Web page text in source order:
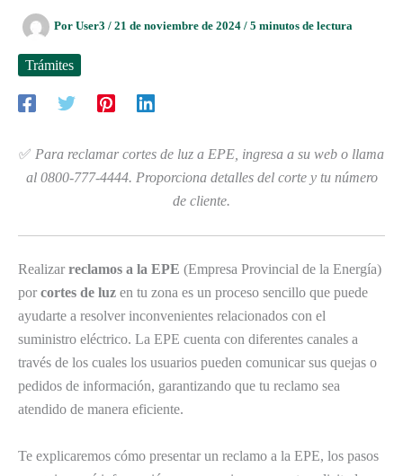
Por User3 / 21 de noviembre de 2024 / 5 minutos de lectura
Trámites
✅ Para reclamar cortes de luz a EPE, ingresa a su web o llama
al 0800-777-4444. Proporciona detalles del corte y tu número
de cliente.
Realizar reclamos a la EPE (Empresa Provincial de la Energía)
por cortes de luz en tu zona es un proceso sencillo que puede
ayudarte a resolver inconvenientes relacionados con el
suministro eléctrico. La EPE cuenta con diferentes canales a
través de los cuales los usuarios pueden comunicar sus quejas o
pedidos de información, garantizando que tu reclamo sea
atendido de manera eficiente.
Te explicaremos cómo presentar un reclamo a la EPE, los pasos